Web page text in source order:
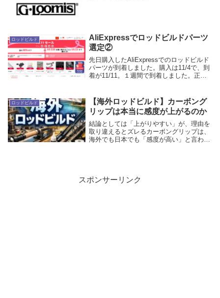
ロッドビルド
AliExpressでロッドビルドパーツ
選定②
先日購入したAliExpressでのロッドビルド
パーツが到着しました。購入は11/4で、到
着が11/11。１週間で到着しました。正直
品をするとどんな感じか？購入した...
ロッドビルド
【海外ロッドビルド】カーボング
リップは本当に感度が上がるのか
結論としては「上がりやすい」が、理由を
取り違えるとズレるカーボングリップは、
海外でも日本でも「感度が高い」と言われ
スポンサーリンク